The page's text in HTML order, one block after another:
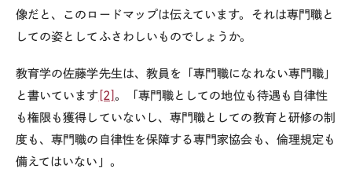
像だと、このロードマップは伝えています。それは専門職と
しての姿としてふさわしいものでしょうか。
教育学の佐藤学先生は、教員を「専門職になれない専門職」
と書いています [2] 。「専門職としての地位も待遇も自律性
も権限も獲得していないし、専門職としての教育と研修の制
度も、専門職の自律性を保障する専門家協会も、倫理規定も
備えてはいない」。